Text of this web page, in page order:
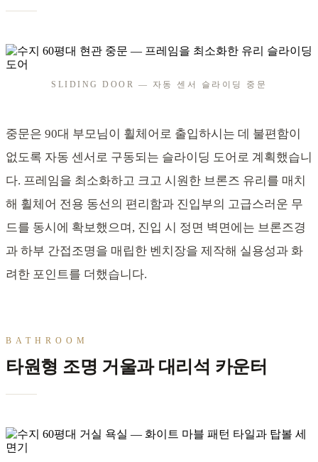
SLIDING DOOR — 자동 센서 슬라이딩 중문
중문은 90대 부모님이 휠체어로 출입하시는 데 불편함이
없도록 자동 센서로 구동되는 슬라이딩 도어로 계획했습니
다. 프레임을 최소화하고 크고 시원한 브론즈 유리를 매치
해 휠체어 전용 동선의 편리함과 진입부의 고급스러운 무
드를 동시에 확보했으며, 진입 시 정면 벽면에는 브론즈경
과 하부 간접조명을 매립한 벤치장을 제작해 실용성과 화
려한 포인트를 더했습니다.
BATHROOM
타원형 조명 거울과 대리석 카운터